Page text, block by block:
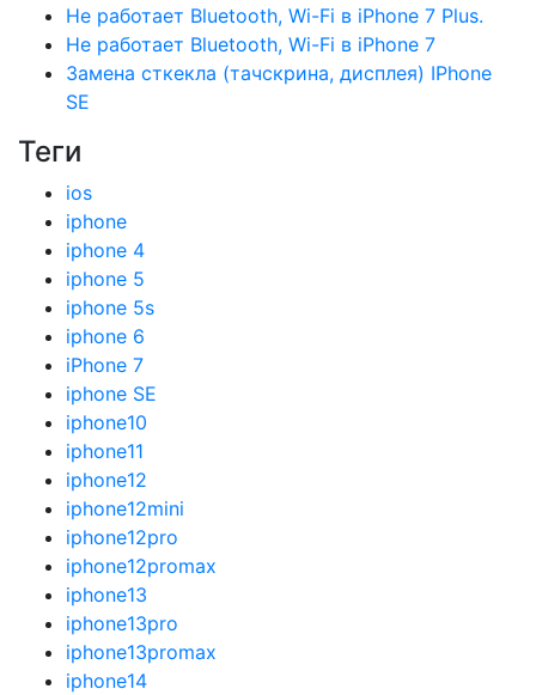
Не работает Bluetooth, Wi-Fi в iPhone 7 Plus.
Не работает Bluetooth, Wi-Fi в iPhone 7
Замена сткекла (тачскрина, дисплея) IPhone
SE
Теги
ios
iphone
iphone 4
iphone 5
iphone 5s
iphone 6
iPhone 7
iphone SE
iphone10
iphone11
iphone12
iphone12mini
iphone12pro
iphone12promax
iphone13
iphone13pro
iphone13promax
iphone14